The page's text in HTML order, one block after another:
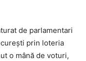
de parlamentari
prin loteria
o mână de voturi,